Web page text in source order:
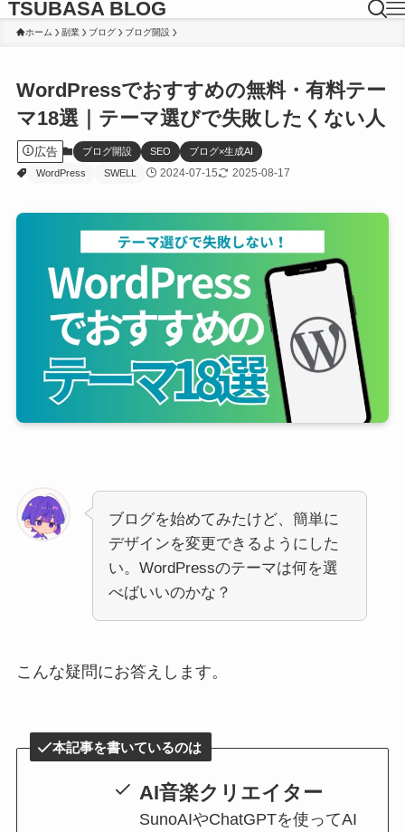
TSUBASA BLOG
ホーム 副業 ブログ ブログ開設
WordPressでおすすめの無料・有料テー
マ18選｜テーマ選びで失敗したくない人
広告 ブログ開設 SEO
ブログ×生成AI
WordPress
SWELL 2024-07-15 2025-08-17
ブログを始めてみたけど、簡単に
デザインを変更できるようにした
い。WordPressのテーマは何を選
べばいいのかな？
こんな疑問にお答えします。
本記事を書いているのは
AI音楽クリエイター
SunoAIやChatGPTを使ってAI